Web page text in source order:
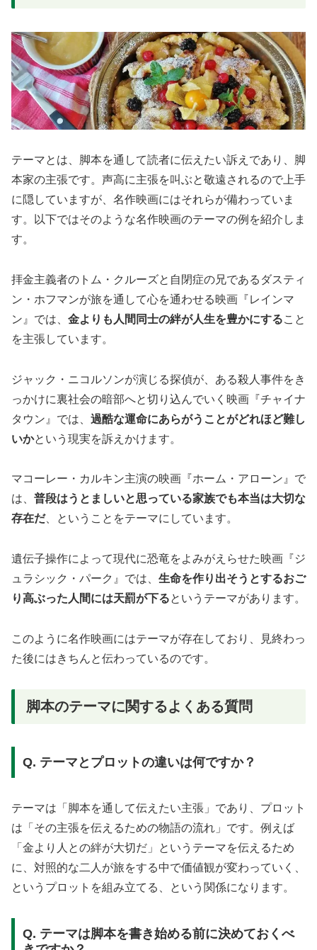
テーマとは、脚本を通して読者に伝えたい訴えであり、脚
本家の主張です。声高に主張を叫ぶと敬遠されるので上手
に隠していますが、名作映画にはそれらが備わっていま
す。以下ではそのような名作映画のテーマの例を紹介しま
す。
拝金主義者のトム・クルーズと自閉症の兄であるダスティ
ン・ホフマンが旅を通して心を通わせる映画『レインマ
ン』では、 金よりも人間同士の絆が人生を豊かにすること
を主張しています。
ジャック・ニコルソンが演じる探偵が、ある殺人事件をき
っかけに裏社会の暗部へと切り込んでいく映画『チャイナ
タウン』では、 過酷な運命にあらがうことがどれほど難し
いかという現実を訴えかけます。
マコーレー・カルキン主演の映画『ホーム・アローン』で
は、 普段はうとましいと思っている家族でも本当は大切な
存在だ、ということをテーマにしています。
遺伝子操作によって現代に恐竜をよみがえらせた映画『ジ
ュラシック・パーク』では、 生命を作り出そうとするおご
り高ぶった人間には天罰が下るというテーマがあります。
このように名作映画にはテーマが存在しており、見終わっ
た後にはきちんと伝わっているのです。
脚本のテーマに関するよくある質問
Q. テーマとプロットの違いは何ですか？
テーマは「脚本を通して伝えたい主張」であり、プロット
は「その主張を伝えるための物語の流れ」です。例えば
「金より人との絆が大切だ」というテーマを伝えるため
に、対照的な二人が旅をする中で価値観が変わっていく、
というプロットを組み立てる、という関係になります。
Q. テーマは脚本を書き始める前に決めておくべ